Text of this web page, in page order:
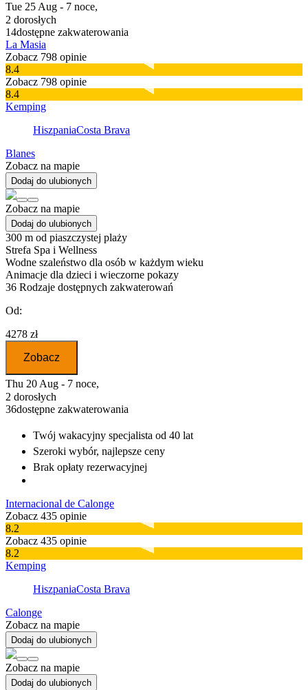
Tue 25 Aug - 7 noce,
2 dorosłych
14dostępne zakwaterowania
La Masia
Zobacz 798 opinie
8.4
Zobacz 798 opinie
8.4
Kemping
HiszpaniaCosta Brava
Blanes
Zobacz na mapie
Dodaj do ulubionych
Zobacz na mapie
Dodaj do ulubionych
300 m od piaszczystej plaży
Strefa Spa i Wellness
Wodne szaleństwo dla osób w każdym wieku
Animacje dla dzieci i wieczorne pokazy
36 Rodzaje dostępnych zakwaterowań
Od:
4278 zł
Zobacz
Thu 20 Aug - 7 noce,
2 dorosłych
36dostępne zakwaterowania
Twój wakacyjny specjalista od 40 lat
Szeroki wybór, najlepsze ceny
Brak opłaty rezerwacyjnej
Internacional de Calonge
Zobacz 435 opinie
8.2
Zobacz 435 opinie
8.2
Kemping
HiszpaniaCosta Brava
Calonge
Zobacz na mapie
Dodaj do ulubionych
Zobacz na mapie
Dodaj do ulubionych